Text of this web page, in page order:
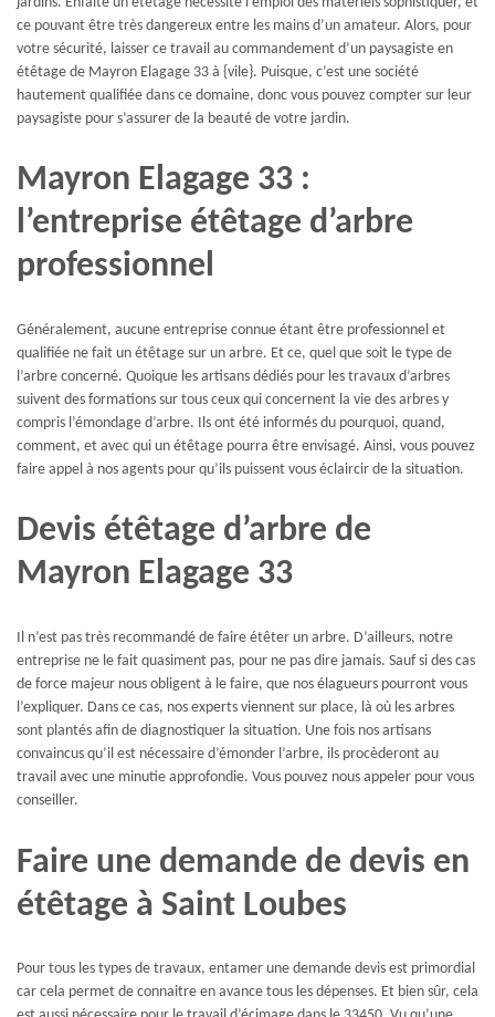
ce pouvant être très dangereux entre les mains d’un amateur. Alors, pour
votre sécurité, laisser ce travail au commandement d’un paysagiste en
étêtage de Mayron Elagage 33 à {vile}. Puisque, c’est une société
hautement qualifiée dans ce domaine, donc vous pouvez compter sur leur
paysagiste pour s’assurer de la beauté de votre jardin.
Mayron Elagage 33 :
l’entreprise étêtage d’arbre
professionnel
Généralement, aucune entreprise connue étant être professionnel et
qualifiée ne fait un étêtage sur un arbre. Et ce, quel que soit le type de
l’arbre concerné. Quoique les artisans dédiés pour les travaux d’arbres
suivent des formations sur tous ceux qui concernent la vie des arbres y
compris l’émondage d’arbre. Ils ont été informés du pourquoi, quand,
comment, et avec qui un étêtage pourra être envisagé. Ainsi, vous pouvez
faire appel à nos agents pour qu’ils puissent vous éclaircir de la situation.
Devis étêtage d’arbre de
Mayron Elagage 33
Il n’est pas très recommandé de faire étêter un arbre. D’ailleurs, notre
entreprise ne le fait quasiment pas, pour ne pas dire jamais. Sauf si des cas
de force majeur nous obligent à le faire, que nos élagueurs pourront vous
l’expliquer. Dans ce cas, nos experts viennent sur place, là où les arbres
sont plantés afin de diagnostiquer la situation. Une fois nos artisans
convaincus qu’il est nécessaire d’émonder l’arbre, ils procèderont au
travail avec une minutie approfondie. Vous pouvez nous appeler pour vous
conseiller.
Faire une demande de devis en
étêtage à Saint Loubes
Pour tous les types de travaux, entamer une demande devis est primordial
car cela permet de connaitre en avance tous les dépenses. Et bien sûr, cela